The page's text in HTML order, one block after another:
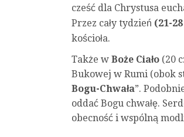
cześć dla Chrystusa
Przez cały tydzień (21-
kościoła.
Także w Boże Ciało (20
Bukowej w Rumi (obok
Bogu-Chwała”.
oddać Bogu chwałę.
obecność i wspólną